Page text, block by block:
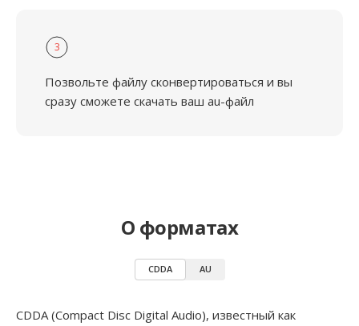
3
Позвольте файлу сконвертироваться и вы
сразу сможете скачать ваш au-файл
О форматах
CDDA AU
CDDA (Compact Disc Digital Audio), известный как